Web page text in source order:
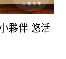
夥伴 悠活